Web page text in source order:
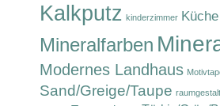
Kalkputz kinderzimmer Küche
Mineralfarben
Modernes Landhaus
Sand/Greige/Taupe